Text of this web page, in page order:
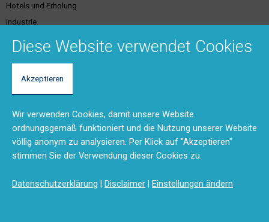
Hotels und Erholung
Industrie
Justiz
Kundenservice &
Dienstleistungen
Brandschutzschulungen
Planungstool
BMA-Konzept
Produktdokumentation (DMS)
Unser Team
Rücksendungen und Reparaturen
(RMA)
Feedback
Kontaktformular
Diese Website verwendet Cookies
Akzeptieren
Wir verwenden Cookies, damit unsere Website
ordnungsgemäß funktioniert und die Nutzung unserer Website
völlig anonym zu analysieren. Per Klick auf "Akzeptieren"
stimmen Sie der Verwendung dieser Cookies zu.
Datenschutzerklärung | Disclaimer | Einstellungen ändern